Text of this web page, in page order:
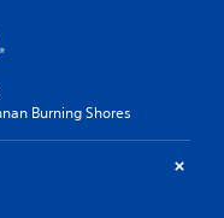
Burning Shores